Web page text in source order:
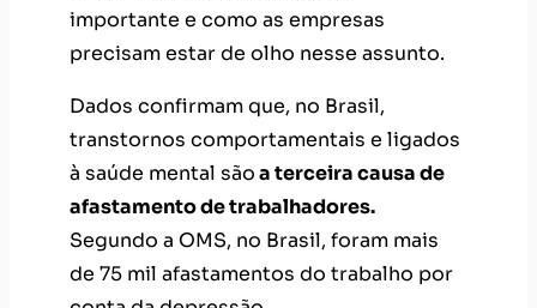
importante e como as empresas
precisam estar de olho nesse assunto.
Dados confirmam que, no Brasil,
transtornos comportamentais e ligados
à saúde mental sãoa terceira causa de
afastamento de trabalhadores.
Segundo a OMS, no Brasil, foram mais
de 75 mil afastamentos do trabalho por